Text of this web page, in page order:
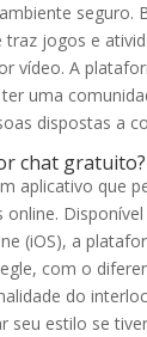
seguro.
traz jogos e
vídeo. A
uma
dispostas a
chat gratuito?
aplicativo que
online.
(iOS), a
com o
do
seu estilo se